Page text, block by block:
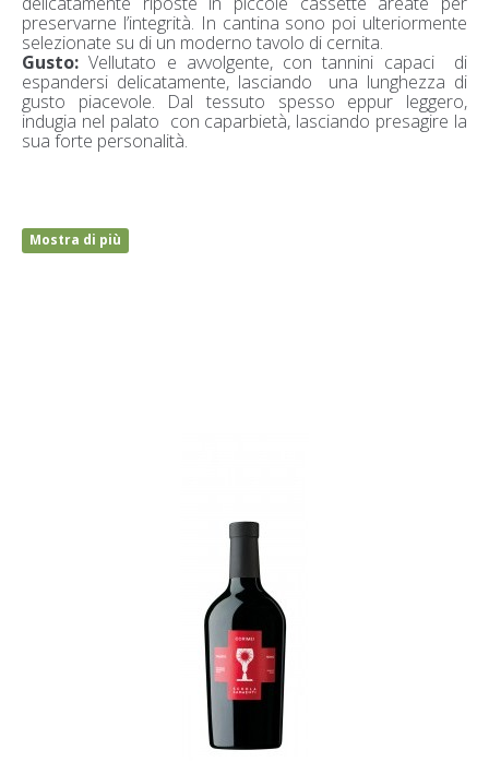
preservarne l’integrità. In cantina sono poi ulteriormente
selezionate su di un moderno tavolo di cernita.
Gusto: Vellutato e avvolgente, con tannini capaci di
espandersi delicatamente, lasciando una lunghezza di
gusto piacevole. Dal tessuto spesso eppur leggero,
indugia nel palato con caparbietà, lasciando presagire la
sua forte personalità.
Mostra di più